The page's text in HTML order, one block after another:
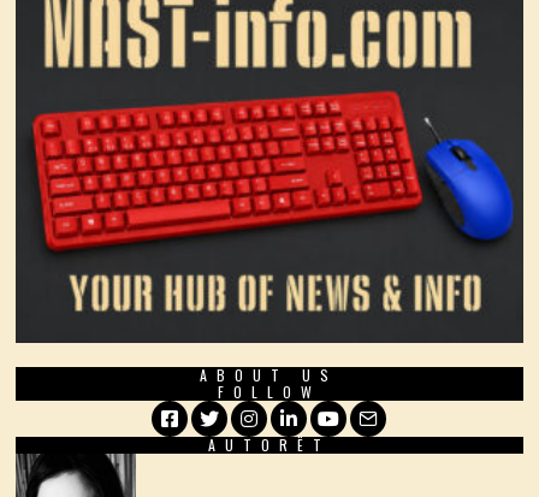
ABOUT US
FOLLOW
Facebook
TwitterInstagram
LinkedIn
YouTube
Email
AUTORËT